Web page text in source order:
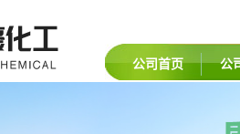
公司首页 公